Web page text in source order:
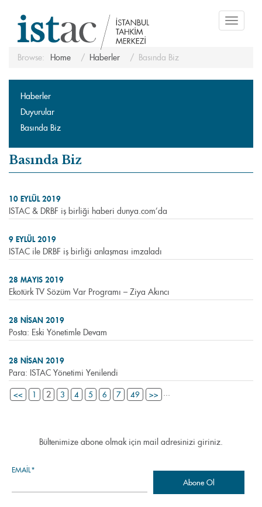
Toggle
Browse: Home Haberler Basında Biz
Haberler
Duyurular
Basında Biz
Basında Biz
ISTAC & DRBF iş birliği haberi dunya.com’da
10 EYLÜL 2019
ISTAC ile DRBF iş birliği anlaşması imzaladı
9 EYLÜL 2019
Ekotürk TV Sözüm Var Programı – Ziya Akıncı
28 MAYIS 2019
Posta: Eski Yönetimle Devam
28 NISAN 2019
Para: ISTAC Yönetimi Yenilendi
28 NISAN 2019
<< 1 2 3 4 5 6 7 ...
49 >>
Bültenimize abone olmak için mail adresinizi giriniz.
EMAIL*